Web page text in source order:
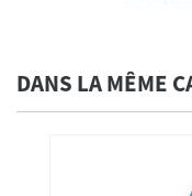
DANS LA MÊME